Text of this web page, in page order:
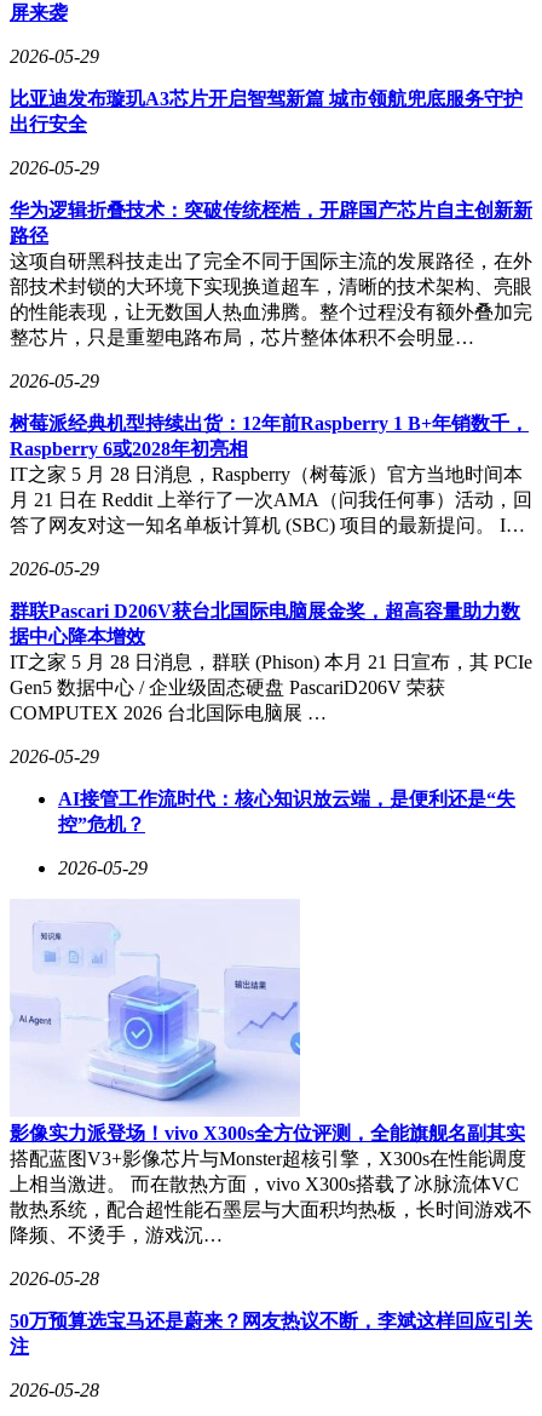
屏来袭
2026-05-29
比亚迪发布璇玑A3芯片开启智驾新篇 城市领航兜底服务守护
出行安全
2026-05-29
华为逻辑折叠技术：突破传统桎梏，开辟国产芯片自主创新新
路径
这项自研黑科技走出了完全不同于国际主流的发展路径，在外
部技术封锁的大环境下实现换道超车，清晰的技术架构、亮眼
的性能表现，让无数国人热血沸腾。整个过程没有额外叠加完
整芯片，只是重塑电路布局，芯片整体体积不会明显…
2026-05-29
树莓派经典机型持续出货：12年前Raspberry 1 B+年销数千，
Raspberry 6或2028年初亮相
IT之家 5 月 28 日消息，Raspberry（树莓派）官方当地时间本
月 21 日在 Reddit 上举行了一次AMA（问我任何事）活动，回
答了网友对这一知名单板计算机 (SBC) 项目的最新提问。 I…
2026-05-29
群联Pascari D206V获台北国际电脑展金奖，超高容量助力数
据中心降本增效
IT之家 5 月 28 日消息，群联 (Phison) 本月 21 日宣布，其 PCIe
Gen5 数据中心 / 企业级固态硬盘 PascariD206V 荣获
COMPUTEX 2026 台北国际电脑展 …
2026-05-29
AI接管工作流时代：核心知识放云端，是便利还是“失
控”危机？
2026-05-29
影像实力派登场！vivo X300s全方位评测，全能旗舰名副其实
搭配蓝图V3+影像芯片与Monster超核引擎，X300s在性能调度
上相当激进。 而在散热方面，vivo X300s搭载了冰脉流体VC
散热系统，配合超性能石墨层与大面积均热板，长时间游戏不
降频、不烫手，游戏沉…
2026-05-28
50万预算选宝马还是蔚来？网友热议不断，李斌这样回应引关
注
2026-05-28